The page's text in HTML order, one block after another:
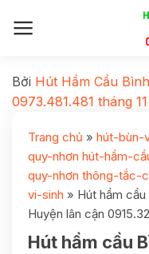
Bởi Hút Hầm Cầu
0973.481.481 tháng
Trang chủ » hút-bùn-
quy-nhơn hút-hầm-
quy-nhơn thông-tắc-
vi-sinh » Hút hầm
Huyện lân cận
Hút hầm cầu